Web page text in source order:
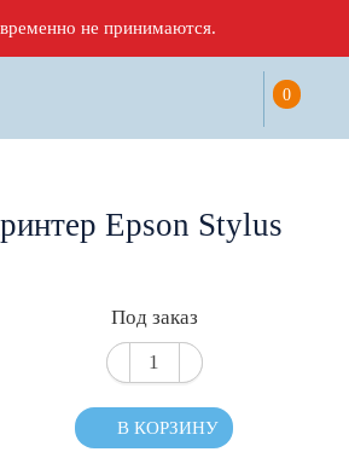
не принимаются.
0
Epson Stylus
Под заказ
В КОРЗИНУ